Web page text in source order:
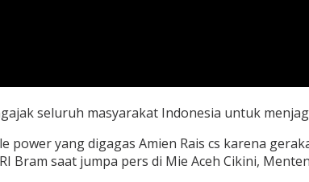
seluruh masyarakat Indonesia untuk
yang digagas Amien Rais cs karena
Bram saat jumpa pers di Mie Aceh Cikini,